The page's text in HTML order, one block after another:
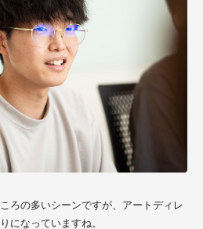
ろの多いシーンですが、アートディレ
になっていますね。